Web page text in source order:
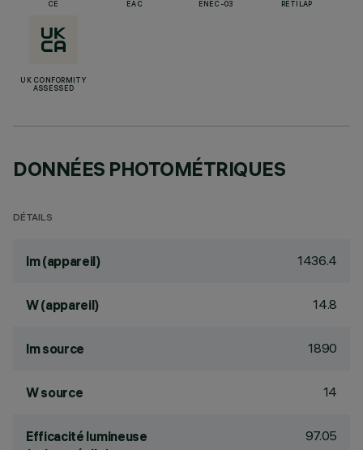
CE EAC ENEC-03 RETILAP
UK CONFORMITY
ASSESSED
DONNÉES PHOTOMÉTRIQUES
DÉTAILS
lm (appareil) 1436.4
W (appareil) 14.8
lm source 1890
W source 14
Efficacité lumineuse
97.05